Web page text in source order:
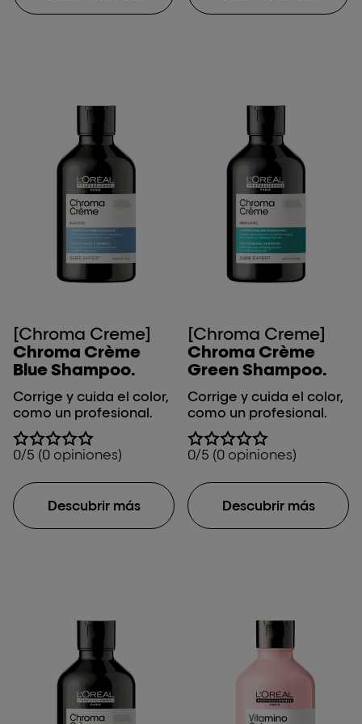
[Chroma Creme]
Chroma Crème
Blue Shampoo.
Corrige y cuida el color,
como un profesional.
0/5 (0 opiniones)
Descubrir más
[Chroma Creme]
Chroma Crème
Green Shampoo.
Corrige y cuida el color,
como un profesional.
0/5 (0 opiniones)
Descubrir más